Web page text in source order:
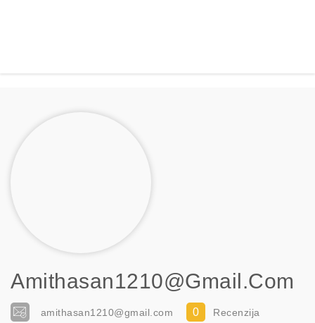
Amithasan1210@gmail.com
amithasan1210@gmail.com 0 Recenzija